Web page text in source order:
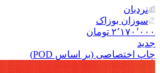
نردبان
سوزان بوزاک
۲٬۱۷۰٬۰۰۰ تومان
جدید
چاپ اختصاصی (بر اساس POD)